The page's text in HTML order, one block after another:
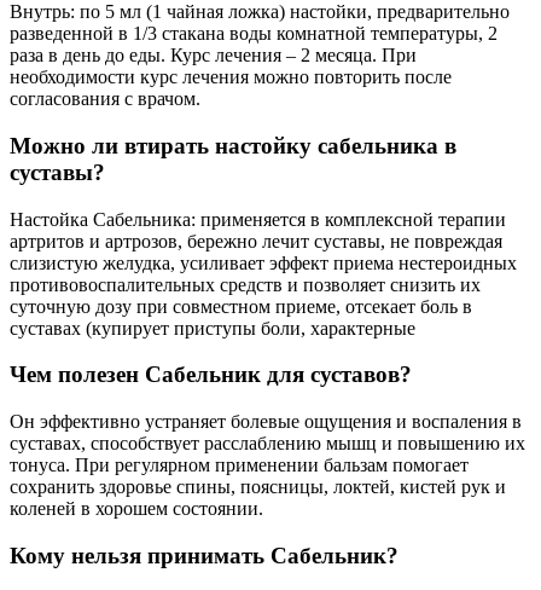
Внутрь: по 5 мл (1 чайная ложка) настойки, предварительно
разведенной в 1/3 стакана воды комнатной температуры, 2
раза в день до еды. Курс лечения – 2 месяца. При
необходимости курс лечения можно повторить после
согласования с врачом.
Можно ли втирать настойку сабельника в
суставы?
Настойка Сабельника: применяется в комплексной терапии
артритов и артрозов, бережно лечит суставы, не повреждая
слизистую желудка, усиливает эффект приема нестероидных
противовоспалительных средств и позволяет снизить их
суточную дозу при совместном приеме, отсекает боль в
суставах (купирует приступы боли, характерные
Чем полезен Сабельник для суставов?
Он эффективно устраняет болевые ощущения и воспаления в
суставах, способствует расслаблению мышц и повышению их
тонуса. При регулярном применении бальзам помогает
сохранить здоровье спины, поясницы, локтей, кистей рук и
коленей в хорошем состоянии.
Кому нельзя принимать Сабельник?